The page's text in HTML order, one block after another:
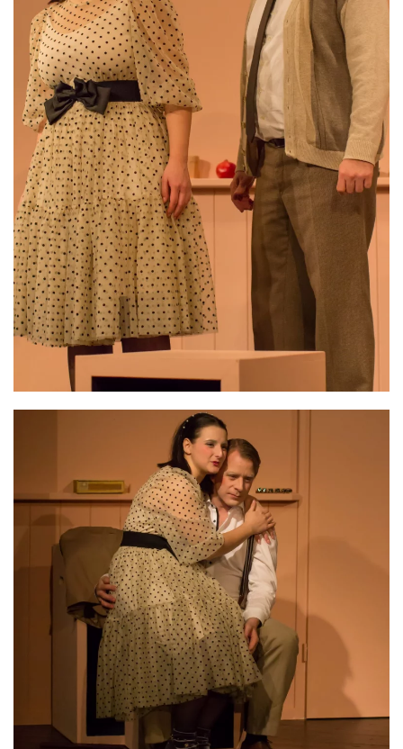
VERGRÖSSERN
VERGRÖSSERN